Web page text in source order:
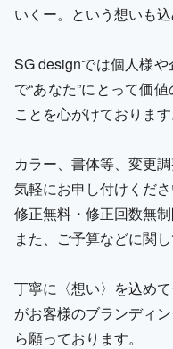
いくー。という想いも
SG designでは個人様
で“あなた”にとって価
ことを心がけております
カラー、書体等、変更
気軽にお申し付けくだ
修正無料・修正回数無
また、ご予算などに関
丁寧に〈想い〉を込め
がお客様のブランディ
ら願っております。